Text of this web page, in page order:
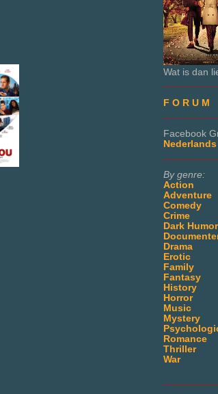
Wat is dan
F O R U M
Facebook
By genre:
Action
Adventure
Comedy
Crime
Dark Humor
Drama
Erotic
Family
Fantasy
History
Horror
Music
Mystery
Romance
Thriller
War